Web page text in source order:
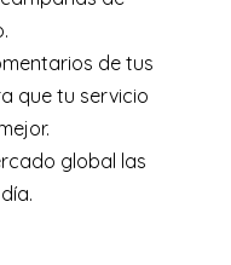
de tus
que tu servicio
global las